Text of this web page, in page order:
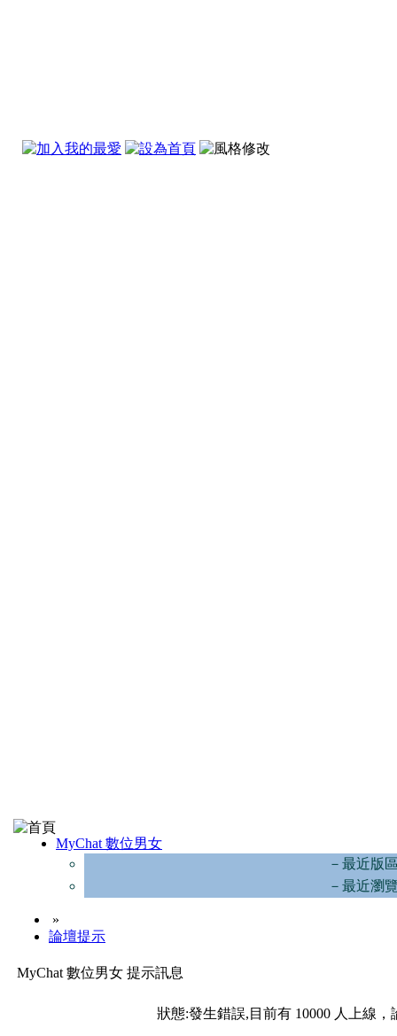
MyChat 數位男女
－最近版
－最近瀏
»
論壇提示
MyChat 數位男女 提示訊息
狀態:發生錯誤,目前有 10000 人上線